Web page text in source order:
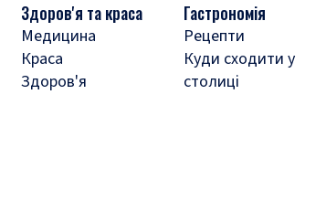
Здоров'я та краса
Медицина
Краса
Здоров'я
Гастрономія
Рецепти
Куди сходити у
столиці